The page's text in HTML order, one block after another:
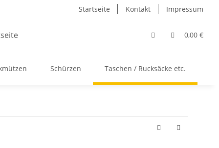
Startseite Kontakt Impressum
0,00 €
Schürzen Taschen / Rucksäcke etc.